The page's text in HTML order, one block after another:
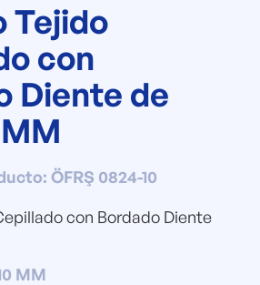
Tejido
con
Diente de
: ÖFRŞ 0824-10
con Bordado Diente
MM